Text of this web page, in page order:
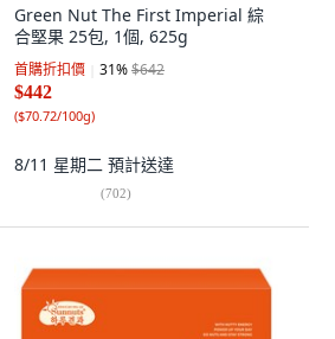
Green Nut The First Imperial 綜
合堅果 25包, 1個, 625g
首購折扣價 31%$642
$442
($70.72/100g)
8/11 星期二 預計送達
(702)